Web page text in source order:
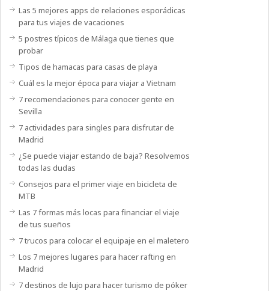
Las 5 mejores apps de relaciones esporádicas
para tus viajes de vacaciones
5 postres típicos de Málaga que tienes que
probar
Tipos de hamacas para casas de playa
Cuál es la mejor época para viajar a Vietnam
7 recomendaciones para conocer gente en
Sevilla
7 actividades para singles para disfrutar de
Madrid
¿Se puede viajar estando de baja? Resolvemos
todas las dudas
Consejos para el primer viaje en bicicleta de
MTB
Las 7 formas más locas para financiar el viaje
de tus sueños
7 trucos para colocar el equipaje en el maletero
Los 7 mejores lugares para hacer rafting en
Madrid
7 destinos de lujo para hacer turismo de póker